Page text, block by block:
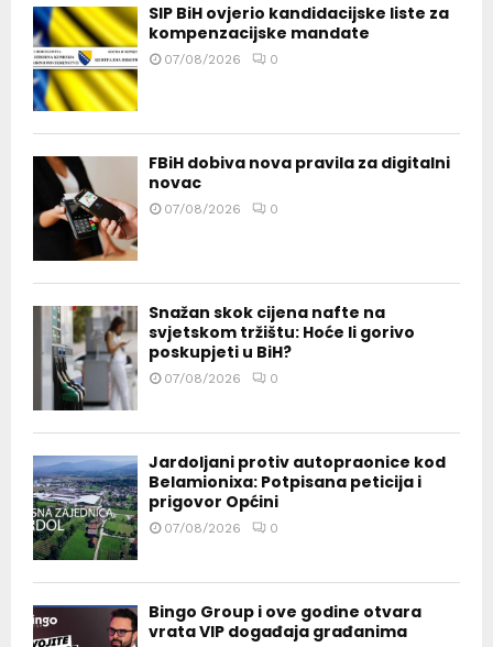
SIP BiH ovjerio kandidacijske liste za
kompenzacijske mandate
07/08/2026 0
FBiH dobiva nova pravila za digitalni
novac
07/08/2026 0
Snažan skok cijena nafte na
svjetskom tržištu: Hoće li gorivo
poskupjeti u BiH?
07/08/2026 0
Jardoljani protiv autopraonice kod
Belamionixa: Potpisana peticija i
prigovor Općini
07/08/2026 0
Bingo Group i ove godine otvara
vrata VIP događaja građanima